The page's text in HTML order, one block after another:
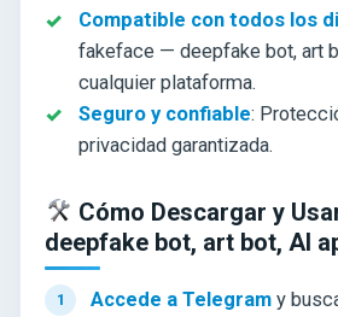
Compatible con todos los
fakeface — deepfake bot, art
cualquier plataforma.
Seguro y confiable:
privacidad garantizada.
Cómo Descargar y
deepfake bot, art bot, AI
Accede a Telegram y